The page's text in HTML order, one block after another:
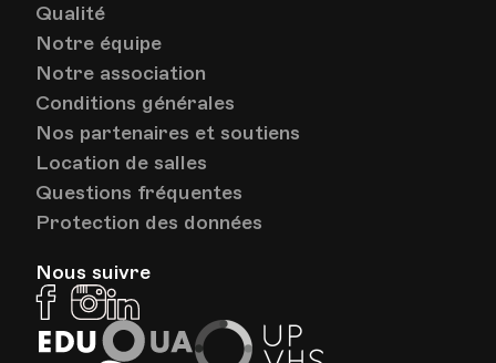
Qualité
Notre équipe
Notre association
Conditions générales
Nos partenaires et soutiens
Location de salles
Questions fréquentes
Protection des données
Nous suivre
FacebookInstagram
EduQua